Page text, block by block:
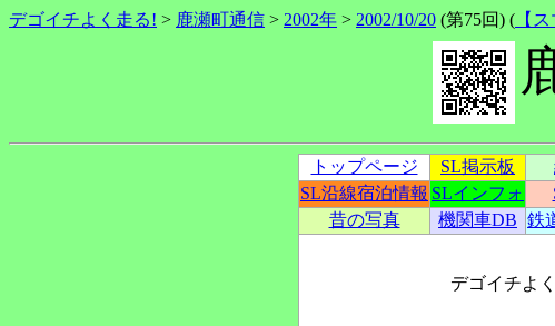
デゴイチよく走る! > 鹿瀬町通信 > 2002年 > 2002/10/20 (第75回) ( 【
トップページ SL掲示板
SL沿線宿泊情報 SLインフォ
昔の写真
機関車DB 鉄
デゴイチよ